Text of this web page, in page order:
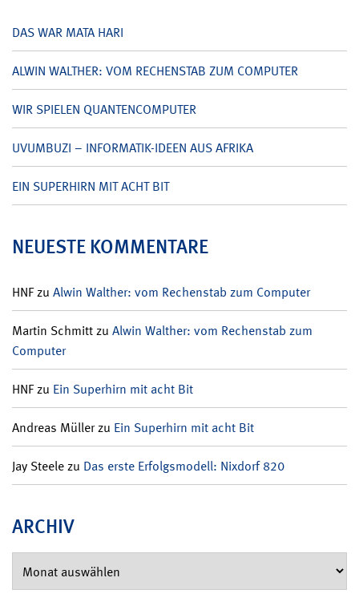
DAS WAR MATA HARI
ALWIN WALTHER: VOM RECHENSTAB ZUM COMPUTER
WIR SPIELEN QUANTENCOMPUTER
UVUMBUZI – INFORMATIK-IDEEN AUS AFRIKA
EIN SUPERHIRN MIT ACHT BIT
NEUESTE KOMMENTARE
HNFzu Alwin Walther: vom Rechenstab zum Computer
Martin Schmittzu Alwin Walther: vom Rechenstab zum
Computer
HNFzu Ein Superhirn mit acht Bit
Andreas Müllerzu Ein Superhirn mit acht Bit
Jay Steelezu Das erste Erfolgsmodell: Nixdorf 820
ARCHIV